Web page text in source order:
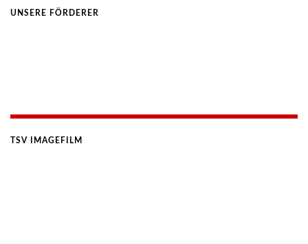
UNSERE FÖRDERER
TSV IMAGEFILM